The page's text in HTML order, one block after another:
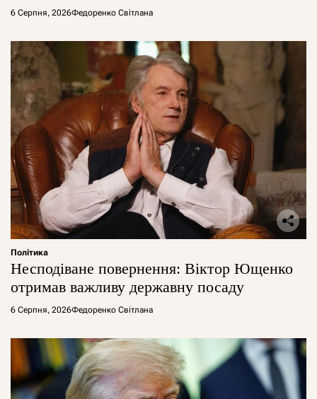
6 Серпня, 2026Федоренко Світлана
Політика
Несподіване повернення: Віктор Ющенко
отримав важливу державну посаду
6 Серпня, 2026Федоренко Світлана